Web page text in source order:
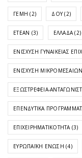
ΓΕΜΗ (2) ΔΟΥ (2)
ΕΤΕΑΝ (3) ΕΛΛΆΔΑ (2)
ΕΝΊΣΧΥΣΗ ΓΥΝΑΙΚΕΊΑΣ
ΕΝΊΣΧΥΣΗ
ΕΞΩΣΤΡΈΦΕΙΑ-
ΕΠΕΝΔΥΤΙΚΆ
ΕΠΙΧΕΙΡΗΜΑΤΙΚΌΤΗΤΑ (3)
ΕΥΡΩΠΑΪΚΉ ΈΝΩΣΗ (4)